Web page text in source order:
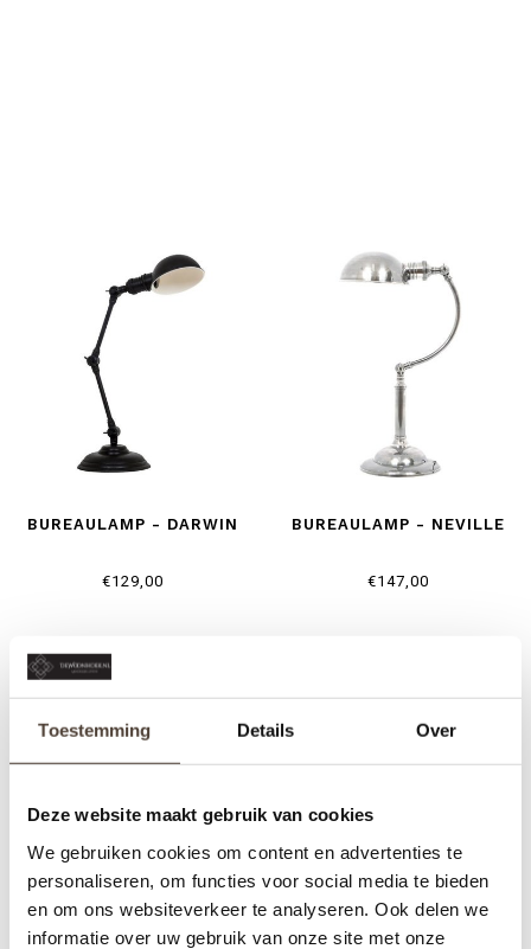
Toestemming Details Over
Deze website maakt gebruik van cookies
We gebruiken cookies om content en advertenties te
personaliseren, om functies voor social media te bieden
en om ons websiteverkeer te analyseren. Ook delen we
informatie over uw gebruik van onze site met onze
BUREAULAMP - DARWIN
€129,00
BUREAULAMP - NEVILLE
€147,00